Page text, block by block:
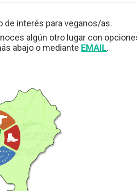
de interés para veganos/as.
algún otro lugar con
abajo o mediante EMAIL.